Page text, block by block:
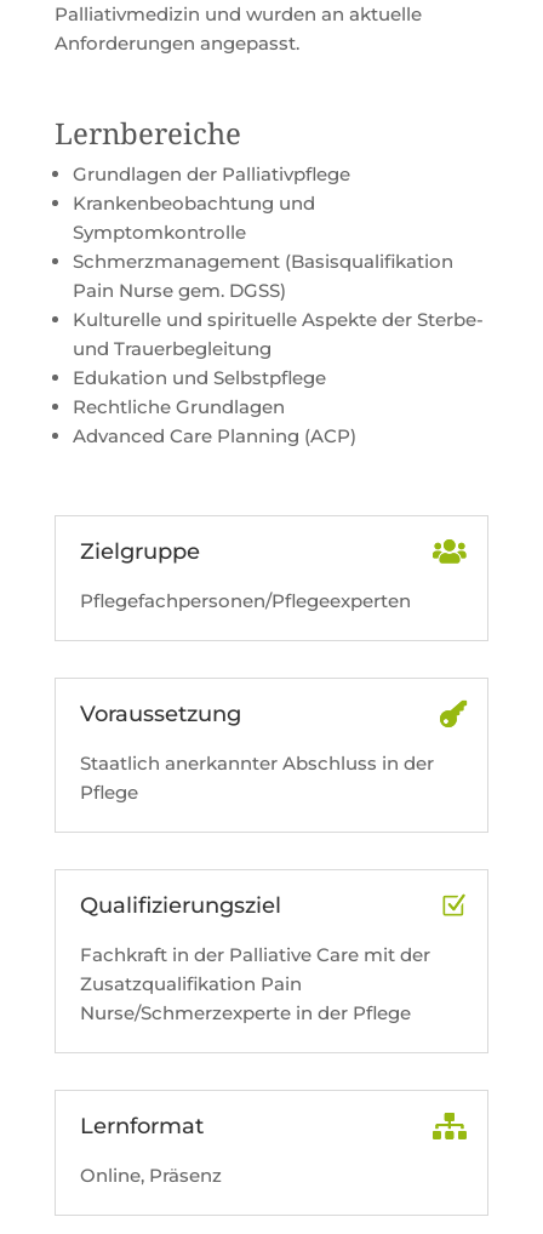
Palliativmedizin und wurden an aktuelle
Anforderungen angepasst.
Lernbereiche
Grundlagen der Palliativpflege
Krankenbeobachtung und
Symptomkontrolle
Schmerzmanagement (Basisqualifikation
Pain Nurse gem. DGSS)
Kulturelle und spirituelle Aspekte der Sterbe-
und Trauerbegleitung
Edukation und Selbstpflege
Rechtliche Grundlagen
Advanced Care Planning (ACP)
Zielgruppe
Pflegefachpersonen/Pflegeexperten
Voraussetzung
Staatlich anerkannter Abschluss in der
Pflege
Qualifizierungsziel
Fachkraft in der Palliative Care mit der
Zusatzqualifikation Pain
Nurse/Schmerzexperte in der Pflege
Lernformat
Online, Präsenz